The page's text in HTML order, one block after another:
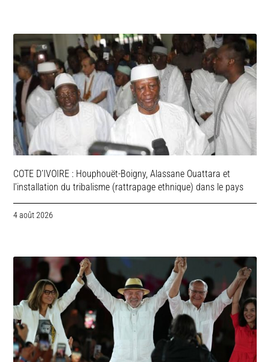
COTE D’IVOIRE : Houphouët-Boigny, Alassane Ouattara et
l’installation du tribalisme (rattrapage ethnique) dans le pays
4 août 2026